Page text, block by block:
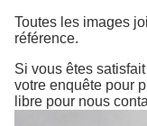
Toutes les images
référence.
Si vous êtes
votre enquête pour
libre pour nous